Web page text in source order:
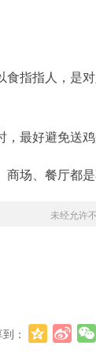
食指指人，是
，最好避免送
商场、餐厅都
未经允许
：